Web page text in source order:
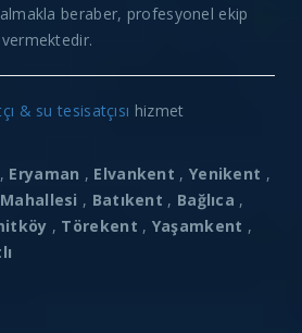
beraber, profesyonel ekip
& su tesisatçısı hizmet
, Eryaman , Elvankent , Yenikent ,
, Batıkent , Bağlıca ,
, Törekent , Yaşamkent ,